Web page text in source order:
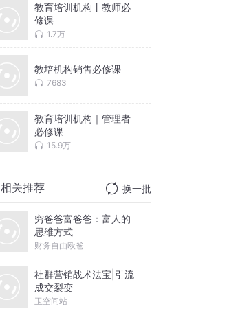
教育培训机构丨教师必
修课
1.7万
教培机构销售必修课
7683
教育培训机构｜管理者
必修课
15.9万
相关推荐 换一批
穷爸爸富爸爸：富人的
思维方式
财务自由欧爸
社群营销战术法宝|引流
成交裂变
玉空间站